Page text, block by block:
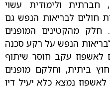
ולימודית עשוי
חולים לבריאות הנפש גם
חלק מהקטינים המופנים
הנפש על רקע סכנה
לאשפוז עקב חוסר שיתוף
ביתית, וחלקם מופנים
נמצא כלא יעיל דיו